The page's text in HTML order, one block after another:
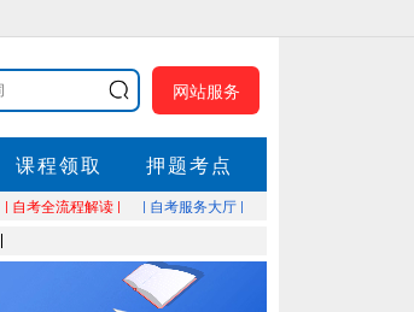
网站服务
课程领取 押题考点
| 自考全流程解读 | | 自考服务大厅 |